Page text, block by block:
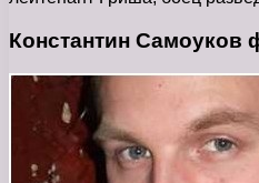
Константин Самоуков